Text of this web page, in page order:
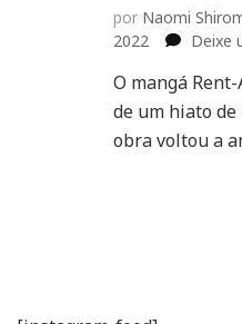
por Naomi
2022
Deixe
O mangá
de um hiato de
obra voltou a